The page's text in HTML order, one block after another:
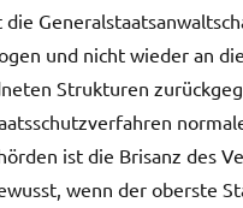
die
und nicht wieder an die
Strukturen
ist die Brisanz des
wenn der oberste